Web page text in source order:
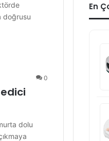
doğrusu
0
dolu
En